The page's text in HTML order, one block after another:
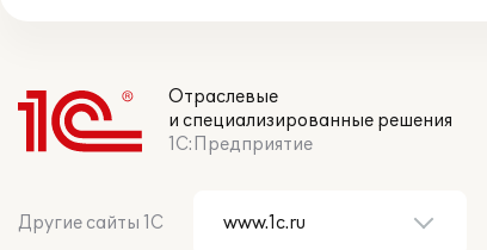
Отраслевые
и специализированные решения
1С:Предприятие
Другие сайты 1С